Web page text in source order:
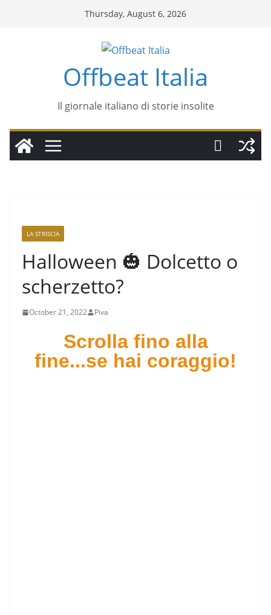
Thursday, August 6, 2026
Offbeat Italia
Il giornale italiano di storie insolite
LA STRISCIA
Halloween 🎃 Dolcetto o
scherzetto?
October 21, 2022 Piva
Scrolla fino alla
fine...se hai coraggio!